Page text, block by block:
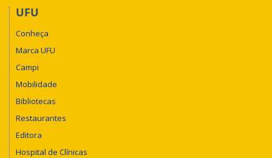
UFU
Conheça
Marca UFU
Campi
Mobilidade
Bibliotecas
Restaurantes
Editora
Hospital de Clínicas